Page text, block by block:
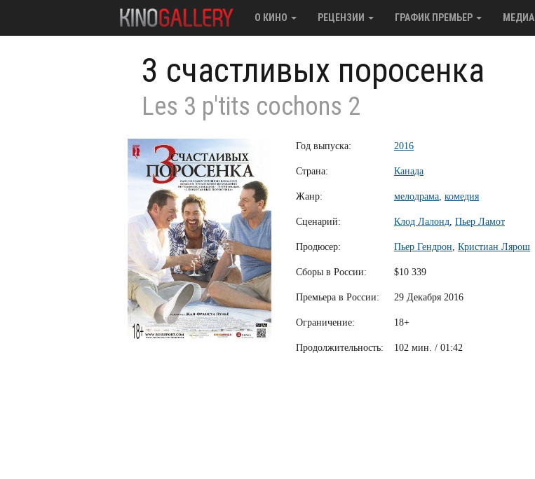
О КИНО РЕЦЕНЗИИ ГРАФИК ПРЕМЬЕР МЕДИА
3 счастливых поросенка
Les 3 p'tits cochons 2
Год выпуска: 2016
Страна: Канада
Жанр: мелодрама, комедия
Сценарий: Клод Лалонд, Пьер Ламот
Продюсер: Пьер Гендрон, Кристиан Лярош
Сборы в России: $10 339
Премьера в России: 29 Декабря 2016
Ограничение: 18+
Продолжительность: 102 мин. / 01:42